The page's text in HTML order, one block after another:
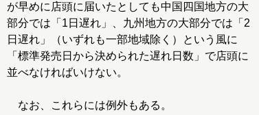
が早めに店頭に届いたとしても中国四国地方の大
部分では「1日遅れ」、九州地方の大部分では「2
日遅れ」（いずれも一部地域除く）という風に
「標準発売日から決められた遅れ日数」で店頭に
並べなければいけない。
なお、これらには例外もある。